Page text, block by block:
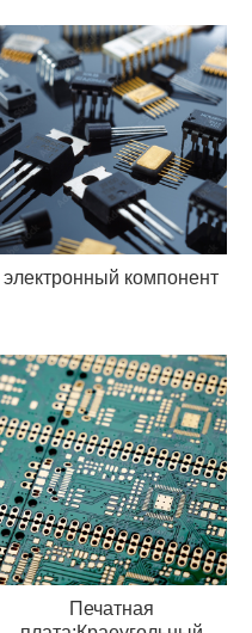
электронный компонент
Печатная